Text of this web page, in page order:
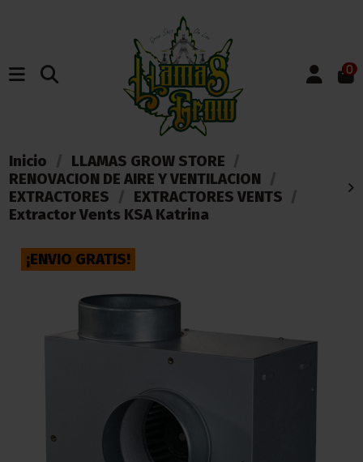
0
Inicio
LLAMAS GROW STORE
RENOVACION DE AIRE Y VENTILACION
EXTRACTORES
EXTRACTORES VENTS
Extractor Vents KSA Katrina
¡ENVIO GRATIS!